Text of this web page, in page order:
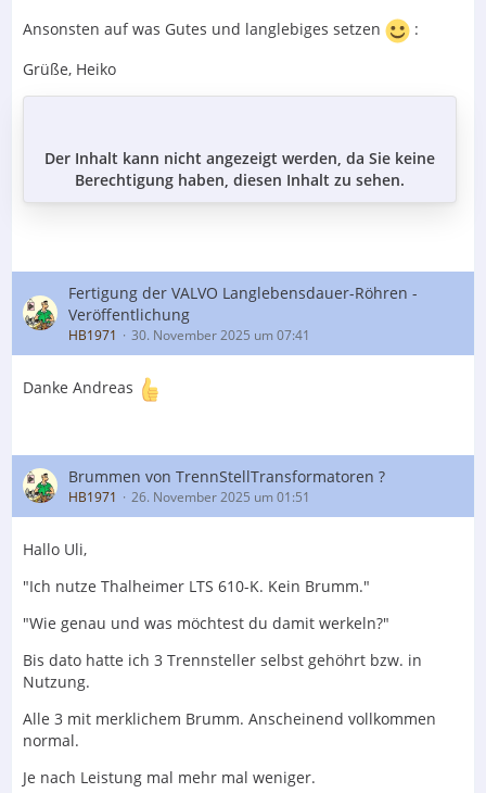
Ansonsten auf was Gutes und langlebiges setzen
:
Grüße, Heiko
Der Inhalt kann nicht angezeigt werden, da Sie keine
Berechtigung haben, diesen Inhalt zu sehen.
Fertigung der VALVO Langlebensdauer-Röhren -
Veröffentlichung
HB1971 30. November 2025 um 07:41
Danke Andreas
Brummen von TrennStellTransformatoren ?
HB1971 26. November 2025 um 01:51
Hallo Uli,
"Ich nutze Thalheimer LTS 610-K. Kein Brumm."
"Wie genau und was möchtest du damit werkeln?"
Bis dato hatte ich 3 Trennsteller selbst gehöhrt bzw. in
Nutzung.
Alle 3 mit merklichem Brumm. Anscheinend vollkommen
normal.
Je nach Leistung mal mehr mal weniger.